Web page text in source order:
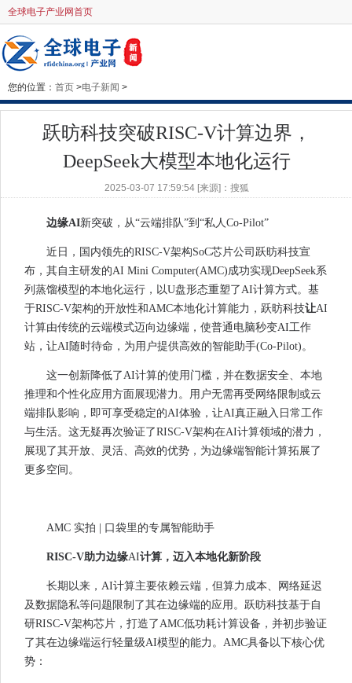
全球电子产业网首页
您的位置： 首页 >电子新闻 >
跃昉科技突破RISC-V计算边界，
DeepSeek大模型本地化运行
2025-03-07 17:59:54 [来源]：搜狐
边缘AI新突破，从“云端排队”到“私人Co-Pilot”
近日，国内领先的RISC-V架构SoC芯片公司跃昉科技宣
布，其自主研发的AI Mini Computer(AMC)成功实现DeepSeek系
列蒸馏模型的本地化运行，以U盘形态重塑了AI计算方式。基
于RISC-V架构的开放性和AMC本地化计算能力，跃昉科技让AI
计算由传统的云端模式迈向边缘端，使普通电脑秒变AI工作
站，让AI随时待命，为用户提供高效的智能助手(Co-Pilot)。
这一创新降低了AI计算的使用门槛，并在数据安全、本地
推理和个性化应用方面展现潜力。用户无需再受网络限制或云
端排队影响，即可享受稳定的AI体验，让AI真正融入日常工作
与生活。这无疑再次验证了RISC-V架构在AI计算领域的潜力，
展现了其开放、灵活、高效的优势，为边缘端智能计算拓展了
更多空间。
AMC 实拍 | 口袋里的专属智能助手
RISC-V助力边缘AI计算，迈入本地化新阶段
长期以来，AI计算主要依赖云端，但算力成本、网络延迟
及数据隐私等问题限制了其在边缘端的应用。跃昉科技基于自
研RISC-V架构芯片，打造了AMC低功耗计算设备，并初步验证
了其在边缘端运行轻量级AI模型的能力。AMC具备以下核心优
势：